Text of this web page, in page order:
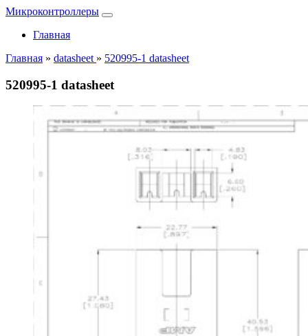
Микроконтроллеры
Главная
Главная » datasheet » 520995-1 datasheet
520995-1 datasheet